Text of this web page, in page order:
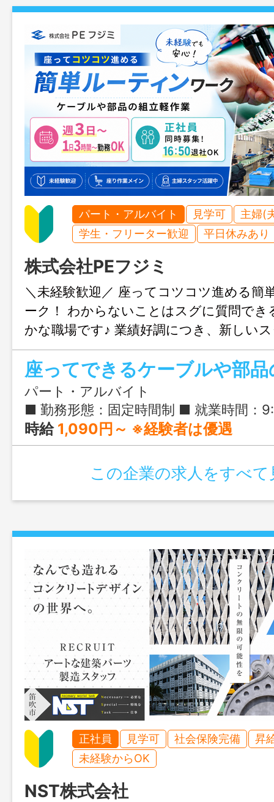
パート・アルバイト 見学可
主婦(
学生・フリーター歓迎
平日休みあり
株式会社PEフジミ
＼未経験歓迎／ 座ってコツコツ進める簡
ーク！ わからないことはスグに質問でき
かな職場です♪ 業績好調につき、新しい
集！
座ってできるケーブルや部
パート・アルバイト
■ 勤務形態：固定時間制 ■ 就業時間：9:00-16:50の間で3時間以上 ■ 実働時間：3
時給 1,090円～ ※経験者は優遇
この企業の求人をすべて
正社員 見学可 社会保険完備
昇
未経験からOK
NST株式会社